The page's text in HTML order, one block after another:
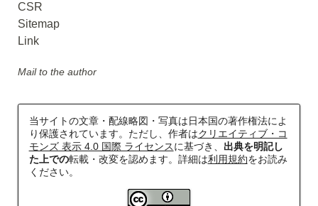
CSR
Sitemap
Link
Mail to the author
当サイトの文章・配線略図・写真は日本国の著作権法によ
り保護されています。ただし、作者はクリエイティブ・コ
モンズ 表示 4.0 国際 ライセンスに基づき、 出典を明記し
た上での転載・改変を認めます。詳細は利用規約をお読み
ください。